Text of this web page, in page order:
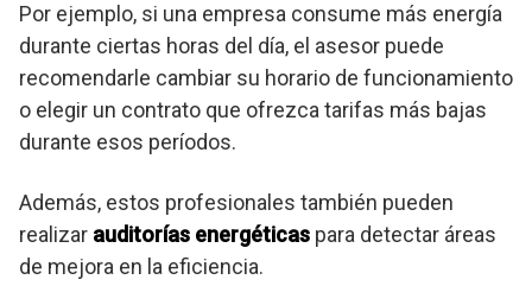
Por ejemplo, si una empresa consume más energía
durante ciertas horas del día, el asesor puede
recomendarle cambiar su horario de funcionamiento
o elegir un contrato que ofrezca tarifas más bajas
durante esos períodos.
Además, estos profesionales también pueden
realizar auditorías energéticas para detectar áreas
de mejora en la eficiencia.